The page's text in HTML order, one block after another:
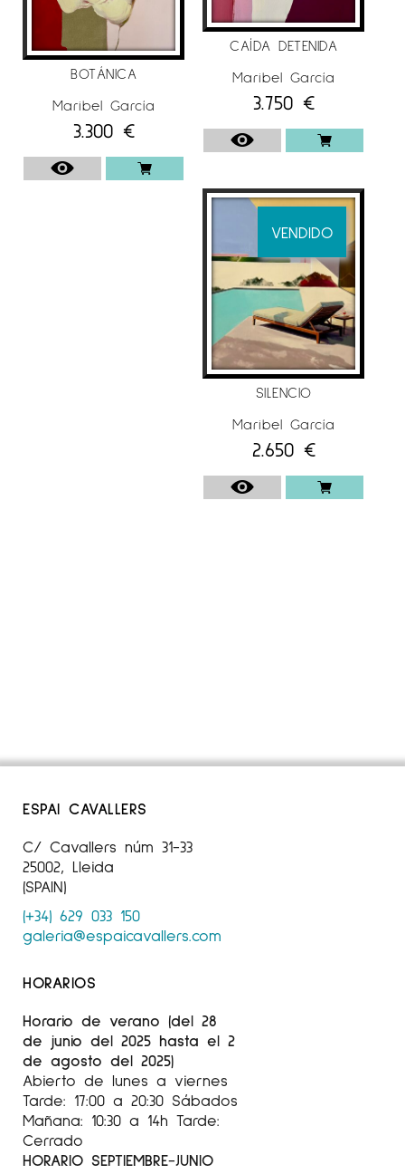
BOTÁNICA
Maribel García
3.300 €
CAÍDA DETENIDA
Maribel García
3.750 €
VENDIDO
SILENCIO
Maribel García
2.650 €
ESPAI CAVALLERS
C/ Cavallers núm 31-33
25002, Lleida
(SPAIN)
(+34) 629 033 150
galeria@espaicavallers.com
HORARIOS
Horario de verano (del 28
de junio del 2025 hasta el 2
de agosto del 2025)
Abierto de lunes a viernes
Tarde: 17:00 a 20:30 Sábados
Mañana: 10:30 a 14h Tarde:
Cerrado
HORARIO SEPTIEMBRE-JUNIO